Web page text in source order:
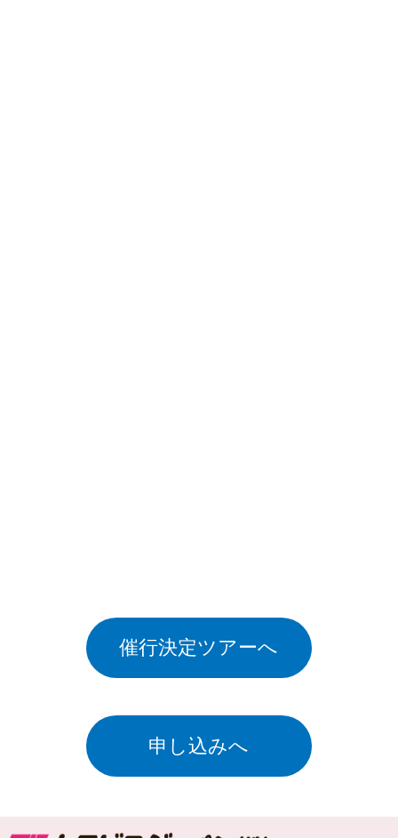
催行決定ツアーへ
申し込みへ